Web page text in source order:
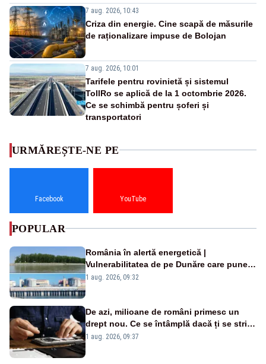
7 aug. 2026, 10:43
Criza din energie. Cine scapă de măsurile
de raționalizare impuse de Bolojan
7 aug. 2026, 10:01
Tarifele pentru rovinietă și sistemul
TollRo se aplică de la 1 octombrie 2026.
Ce se schimbă pentru șoferi și
transportatori
URMĂREȘTE-NE PE
Facebook YouTube
POPULAR
România în alertă energetică |
Vulnerabilitatea de pe Dunăre care pune
în pericol Centrala Cernavodă era
1 aug. 2026, 09:32
De azi, milioane de români primesc un
drept nou. Ce se întâmplă dacă ți se strică
un produs
1 aug. 2026, 09:37